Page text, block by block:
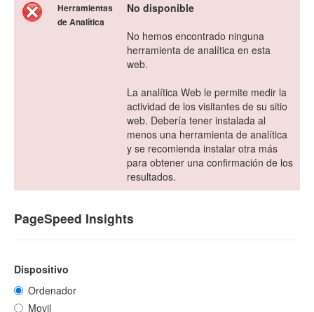
Herramientas
de Analítica
No disponible
No hemos encontrado ninguna
herramienta de analítica en esta
web.
La analítica Web le permite medir la
actividad de los visitantes de su sitio
web. Debería tener instalada al
menos una herramienta de analítica
y se recomienda instalar otra más
para obtener una confirmación de los
resultados.
PageSpeed Insights
Dispositivo
Ordenador
Movil